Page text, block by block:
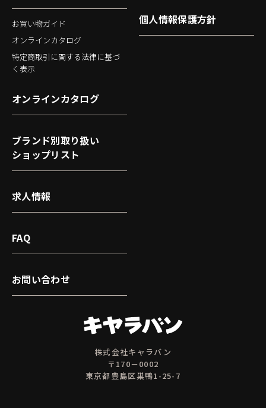
株式会社キャラバン
〒170－0002
東京都豊島区巣鴨1-25-7
お買い物ガイド
オンラインカタログ
特定商取引に関する法律に基づ
く表示
個人情報保護方針
オンラインカタログ
ブランド別取り扱い
ショップリスト
求人情報
FAQ
お問い合わせ